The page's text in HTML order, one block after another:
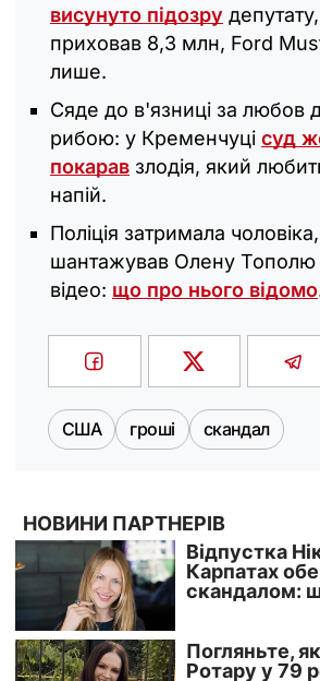
висунуто підозру
приховав 8,3 млн, Ford
лише.
Сяде до в'язниці за любов
рибою: у Кременчуці суд
покарав злодія, який
напій.
Поліція затримала
шантажував Олену Тополю
відео: що про нього відомо
США гроші скандал